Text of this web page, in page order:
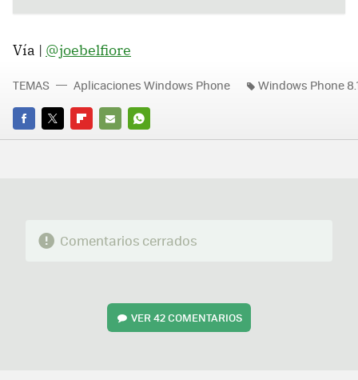
Vía | @joebelfiore
FACEBOOK
TWITTERFLIPBOARD
E-
WHATSAPP
TEMAS Aplicaciones Windows Phone Windows Phone
Comentarios cerrados
VER42 COMENTARIOS